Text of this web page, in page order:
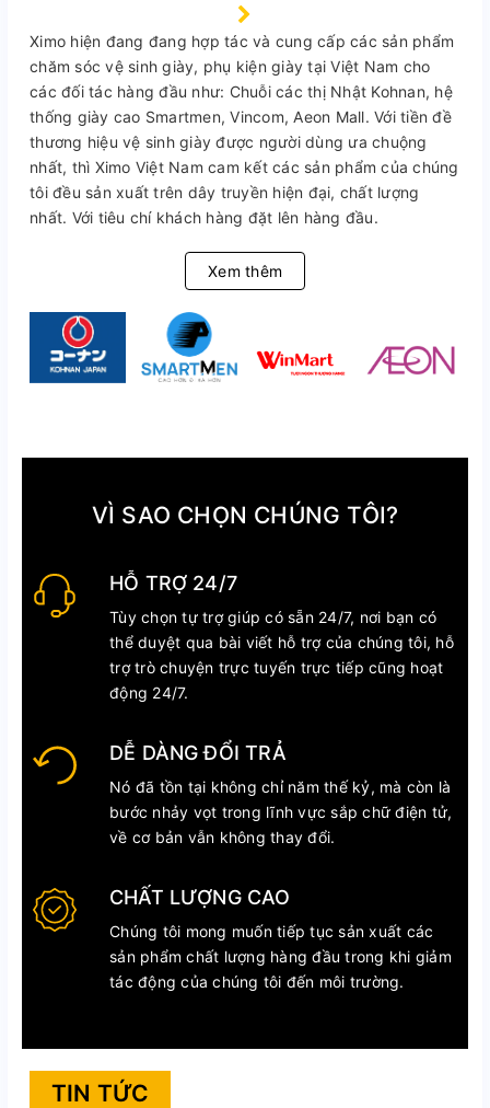
Ximo hiện đang đang hợp tác và cung cấp các sản phẩm
chăm sóc vệ sinh giày, phụ kiện giày tại Việt Nam cho
các đối tác hàng đầu như: Chuỗi các thị Nhật Kohnan, hệ
thống giày cao Smartmen, Vincom, Aeon Mall. Với tiền đề
thương hiệu vệ sinh giày được người dùng ưa chuộng
nhất, thì Ximo Việt Nam cam kết các sản phẩm của chúng
tôi đều sản xuất trên dây truyền hiện đại, chất lượng
nhất. Với tiêu chí khách hàng đặt lên hàng đầu.
Xem thêm
VÌ SAO CHỌN CHÚNG TÔI?
HỖ TRỢ 24/7
Tùy chọn tự trợ giúp có sẵn 24/7, nơi bạn có
thể duyệt qua bài viết hỗ trợ của chúng tôi, hỗ
trợ trò chuyện trực tuyến trực tiếp cũng hoạt
động 24/7.
DỄ DÀNG ĐỔI TRẢ
Nó đã tồn tại không chỉ năm thế kỷ, mà còn là
bước nhảy vọt trong lĩnh vực sắp chữ điện tử,
về cơ bản vẫn không thay đổi.
CHẤT LƯỢNG CAO
Chúng tôi mong muốn tiếp tục sản xuất các
sản phẩm chất lượng hàng đầu trong khi giảm
tác động của chúng tôi đến môi trường.
TIN TỨC